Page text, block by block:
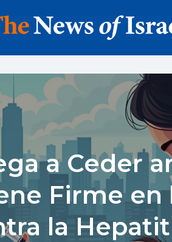
a Ceder
Firme en
la